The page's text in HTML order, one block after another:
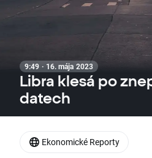
9:49 · 16. mája 2023
Libra klesá po
datech
Ekonomické Reporty